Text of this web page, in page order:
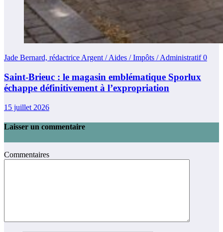
Jade Bernard, rédactrice Argent / Aides / Impôts / Administratif0
Saint-Brieuc : le magasin emblématique Sporlux
échappe définitivement à l’expropriation
15 juillet 2026
Laisser un commentaire
Commentaires